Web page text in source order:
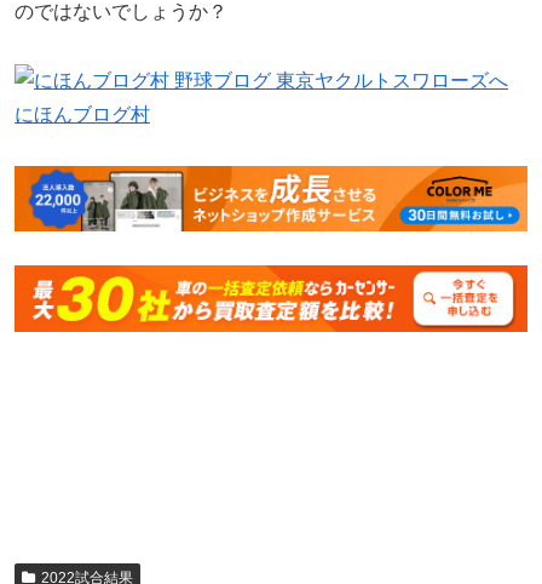
のではないでしょうか？
にほんブログ村
2022試合結果